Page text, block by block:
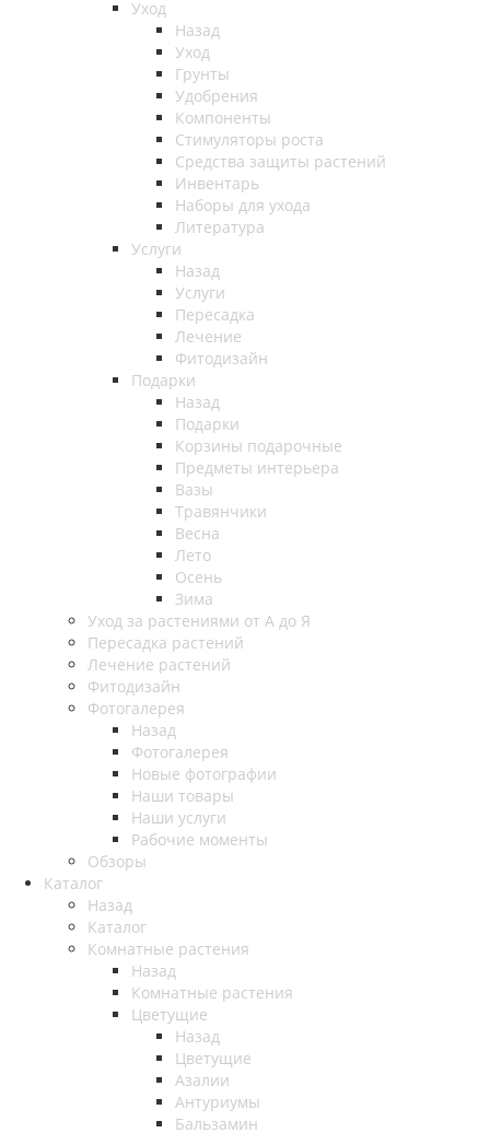
Уход
Назад
Уход
Грунты
Удобрения
Компоненты
Стимуляторы роста
Средства защиты растений
Инвентарь
Наборы для ухода
Литература
Услуги
Назад
Услуги
Пересадка
Лечение
Фитодизайн
Подарки
Назад
Подарки
Корзины подарочные
Предметы интерьера
Вазы
Травянчики
Весна
Лето
Осень
Зима
Уход за растениями от А до Я
Пересадка растений
Лечение растений
Фитодизайн
Фотогалерея
Назад
Фотогалерея
Новые фотографии
Наши товары
Наши услуги
Рабочие моменты
Обзоры
Каталог
Назад
Каталог
Комнатные растения
Назад
Комнатные растения
Цветущие
Назад
Цветущие
Азалии
Антуриумы
Бальзамин